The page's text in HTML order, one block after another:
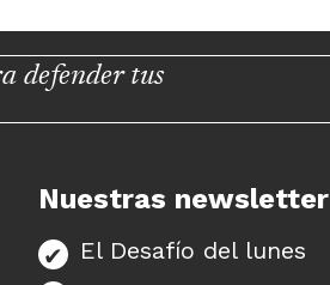
defender tus
Nuestras newsletter
El Desafío del lunes